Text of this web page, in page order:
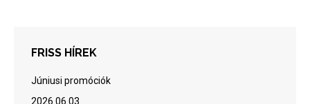
FRISS HÍREK
Júniusi promóciók
2026.06.03.